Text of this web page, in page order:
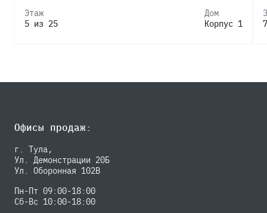
Этаж
5 из 25
Дом
Корпус 1
Офисы продаж:
г. Тула,
Ул. Демонстрации 20Б
Ул. Оборонная 102В
Пн-Пт 09:00-18:00
Сб-Вс 10:00-18:00